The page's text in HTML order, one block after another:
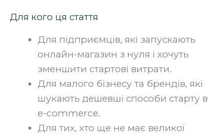
Для кого ця стаття
Для підприємців, які запускають
онлайн-магазин з нуля і хочуть
зменшити стартові витрати.
Для малого бізнесу та брендів, які
шукають дешевші способи старту в
e-commerce.
Для тих, хто ще не має великої